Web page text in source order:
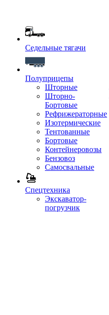
Седельные тягачи
Полуприцепы
Шторные
Шторно-
Бортовые
Рефрижераторные
Изотермические
Тентованные
Бортовые
Контейнеровозы
Бензовоз
Самосвальные
Спецтехника
Экскаватор-
погрузчик